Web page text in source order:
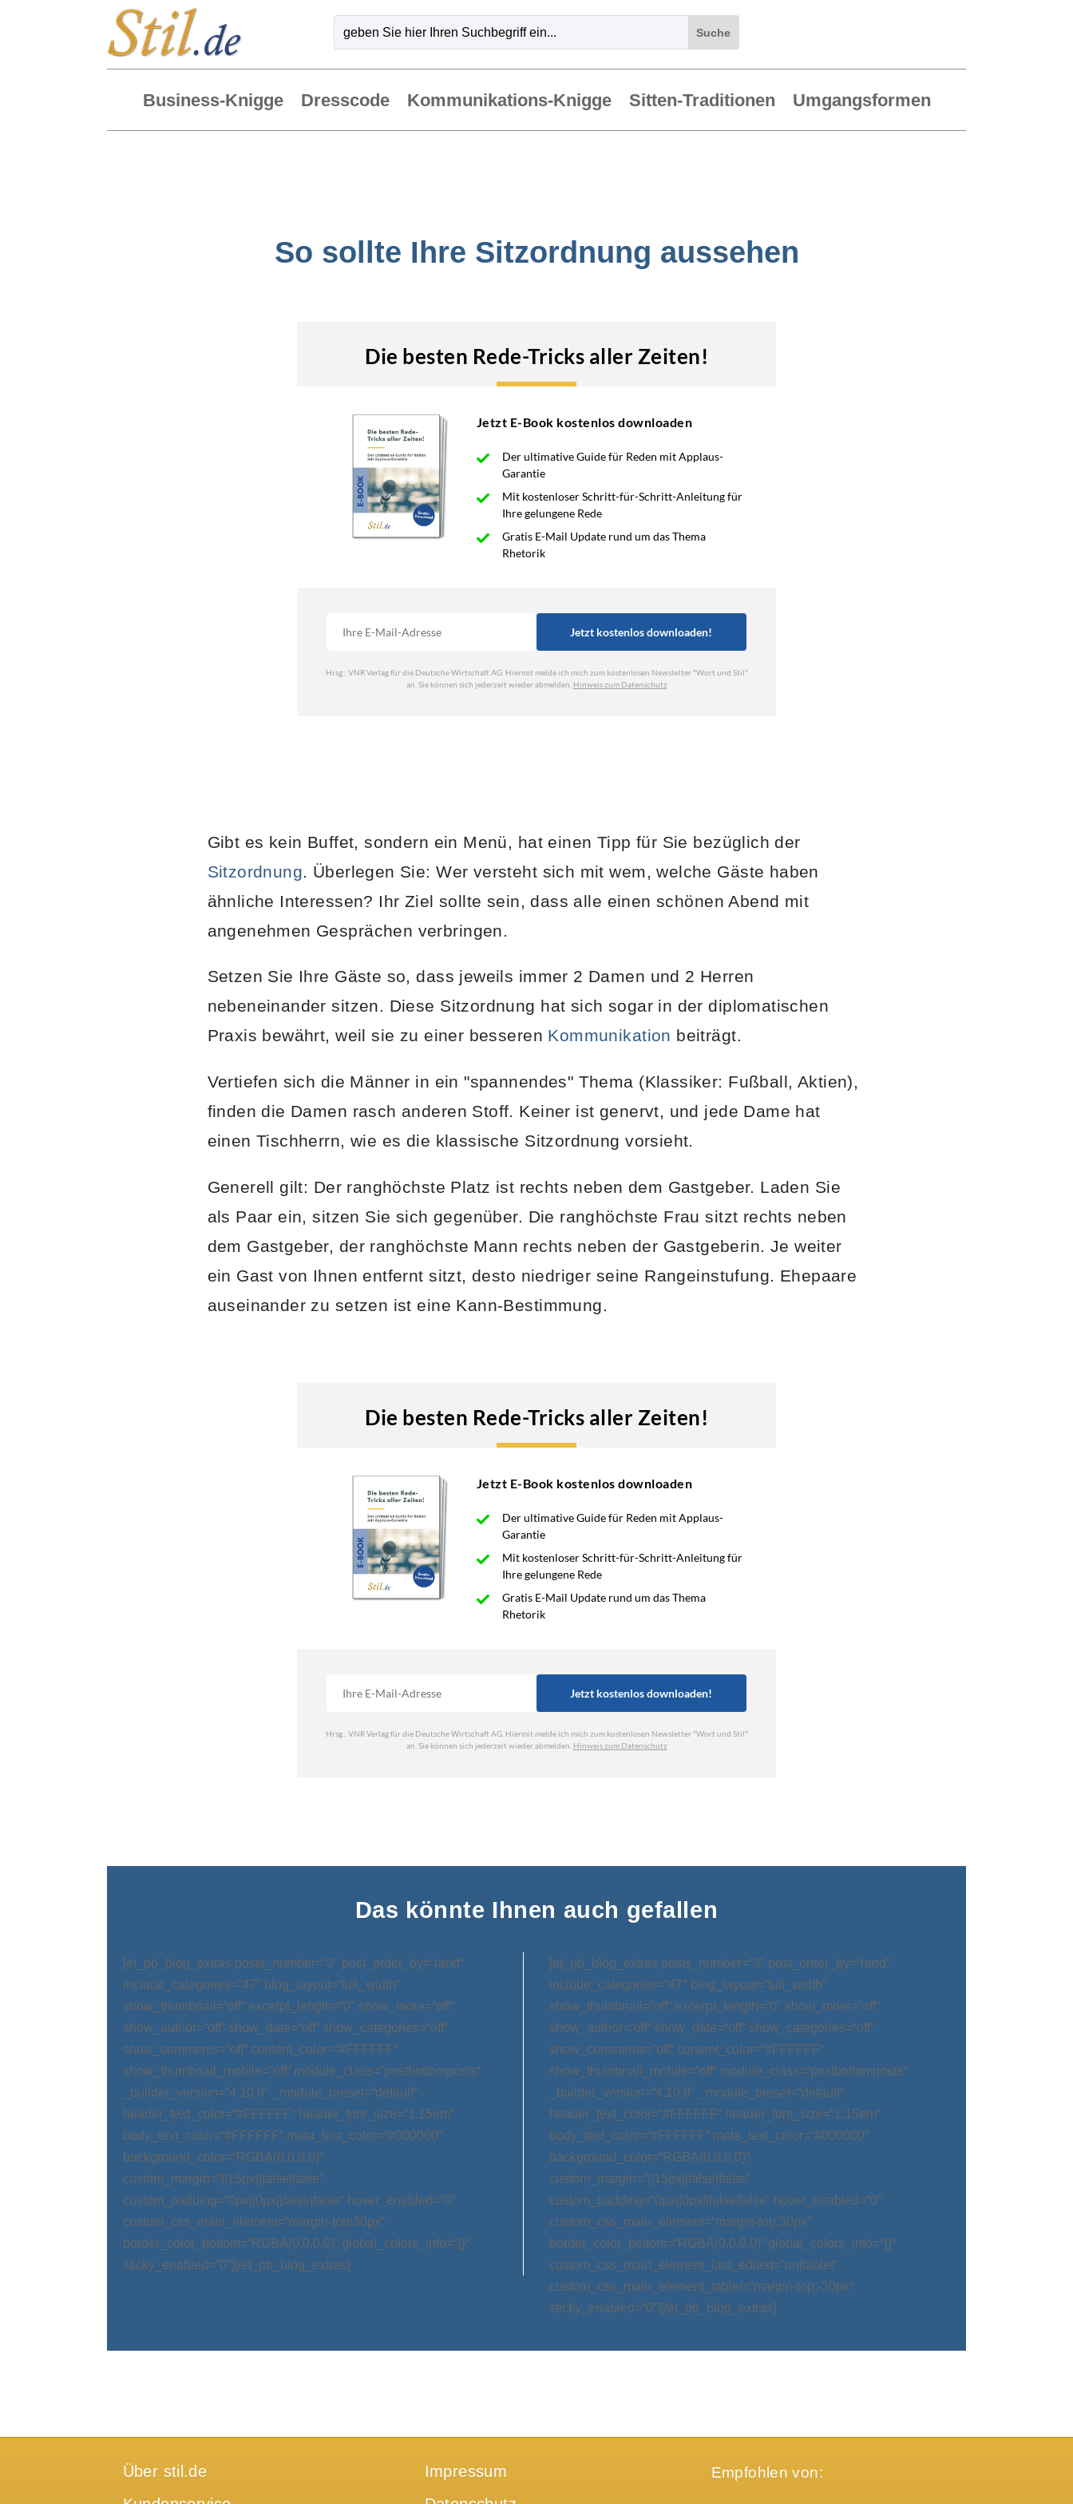
Business-Knigge Dresscode Kommunikations-Knigge Sitten-Traditionen Umgangsformen
So sollte Ihre Sitzordnung aussehen
Gibt es kein Buffet, sondern ein Menü, hat einen Tipp für Sie bezüglich der
Sitzordnung. Überlegen Sie: Wer versteht sich mit wem, welche Gäste haben
ähnliche Interessen? Ihr Ziel sollte sein, dass alle einen schönen Abend mit
angenehmen Gesprächen verbringen.
Setzen Sie Ihre Gäste so, dass jeweils immer 2 Damen und 2 Herren
nebeneinander sitzen. Diese Sitzordnung hat sich sogar in der diplomatischen
Praxis bewährt, weil sie zu einer besseren Kommunikation beiträgt.
Vertiefen sich die Männer in ein "spannendes" Thema (Klassiker: Fußball, Aktien),
finden die Damen rasch anderen Stoff. Keiner ist genervt, und jede Dame hat
einen Tischherrn, wie es die klassische Sitzordnung vorsieht.
Generell gilt: Der ranghöchste Platz ist rechts neben dem Gastgeber. Laden Sie
als Paar ein, sitzen Sie sich gegenüber. Die ranghöchste Frau sitzt rechts neben
dem Gastgeber, der ranghöchste Mann rechts neben der Gastgeberin. Je weiter
ein Gast von Ihnen entfernt sitzt, desto niedriger seine Rangeinstufung. Ehepaare
auseinander zu setzen ist eine Kann-Bestimmung.
Das könnte Ihnen auch gefallen
[et_pb_blog_extras posts_number=“3″ post_order_by=“rand“
include_categories=“47″ blog_layout=“full_width“
show_thumbnail=“off“ excerpt_length=“0″ show_more=“off“
show_author=“off“ show_date=“off“ show_categories=“off“
show_comments=“off“ content_color=“#FFFFFF“
show_thumbnail_mobile=“off“ module_class=“postbottomposts“
_builder_version=“4.10.8″ _module_preset=“default“
header_text_color=“#FFFFFF“ header_font_size=“1.15em“
body_text_color=“#FFFFFF“ meta_text_color=“#000000″
background_color=“RGBA(0,0,0,0)“
custom_margin=“||15px||false|false“
custom_padding=“0px||0px||false|false“ hover_enabled=“0″
custom_css_main_element=“margin-top:30px“
border_color_bottom=“RGBA(0,0,0,0)“ global_colors_info=“{}“
sticky_enabled=“0″][/et_pb_blog_extras]
[et_pb_blog_extras posts_number=“3″ post_order_by=“rand“
include_categories=“47″ blog_layout=“full_width“
show_thumbnail=“off“ excerpt_length=“0″ show_more=“off“
show_author=“off“ show_date=“off“ show_categories=“off“
show_comments=“off“ content_color=“#FFFFFF“
show_thumbnail_mobile=“off“ module_class=“postbottomposts“
_builder_version=“4.10.8″ _module_preset=“default“
header_text_color=“#FFFFFF“ header_font_size=“1.15em“
body_text_color=“#FFFFFF“ meta_text_color=“#000000″
background_color=“RGBA(0,0,0,0)“
custom_margin=“||15px||false|false“
custom_padding=“0px||0px||false|false“ hover_enabled=“0″
custom_css_main_element=“margin-top:30px“
border_color_bottom=“RGBA(0,0,0,0)“ global_colors_info=“{}“
custom_css_main_element_last_edited=“on|tablet“
custom_css_main_element_tablet=“margin-top:-30px“
sticky_enabled=“0″][/et_pb_blog_extras]
Über stil.de
Impressum
Empfohlen von: